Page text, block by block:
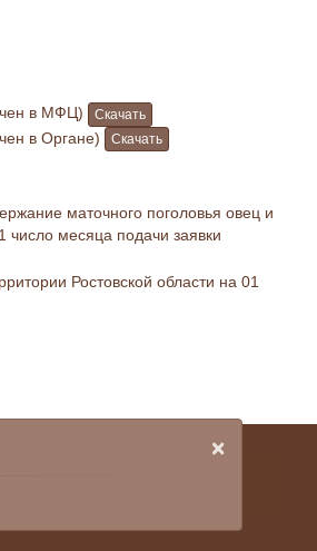
в МФЦ) Скачать
в Органе) Скачать
маточного поголовья овец и
число месяца подачи заявки
Ростовской области на 01
×